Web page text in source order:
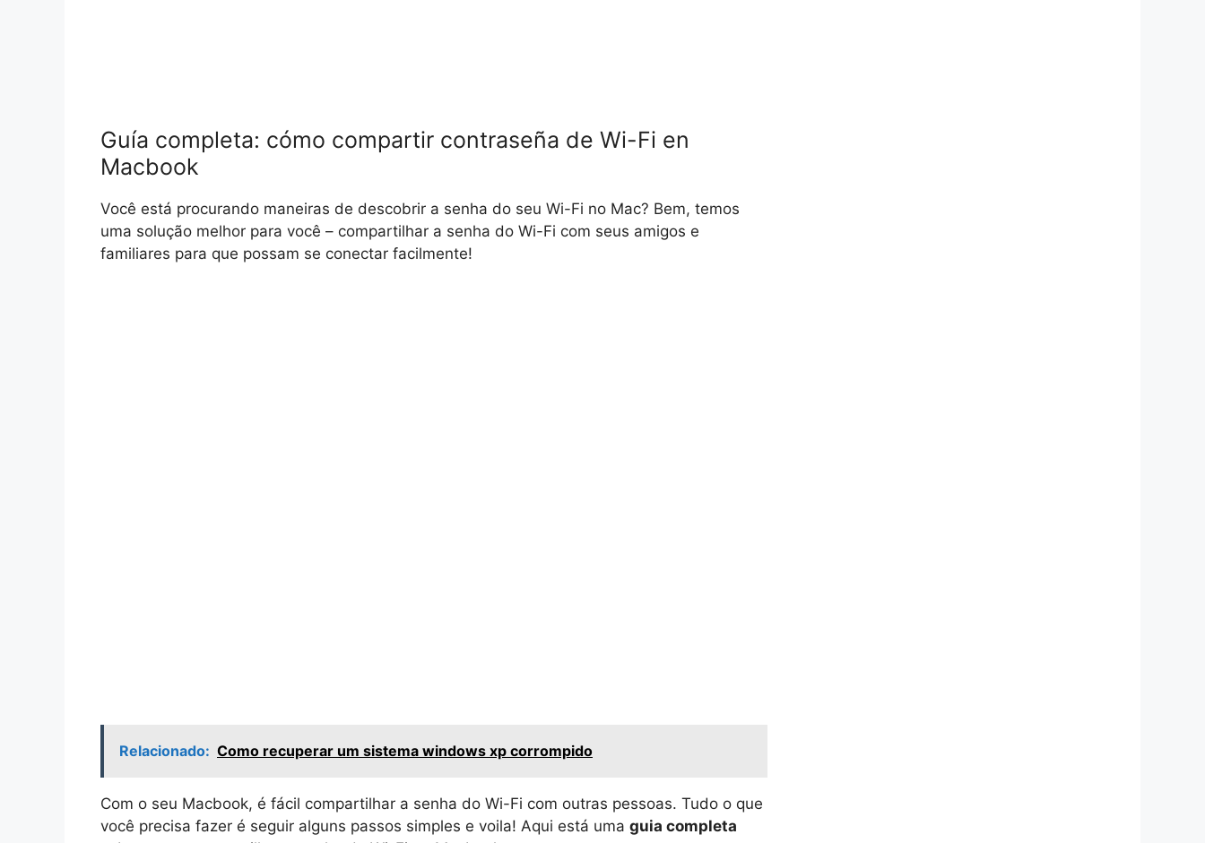
Guía completa: cómo compartir contraseña de Wi-Fi en
Macbook
Você está procurando maneiras de descobrir a senha do seu Wi-Fi no Mac? Bem, temos
uma solução melhor para você – compartilhar a senha do Wi-Fi com seus amigos e
familiares para que possam se conectar facilmente!
Relacionado: Como recuperar um sistema windows xp corrompido
Com o seu Macbook, é fácil compartilhar a senha do Wi-Fi com outras pessoas. Tudo o que
você precisa fazer é seguir alguns passos simples e voila! Aqui está uma guia completa